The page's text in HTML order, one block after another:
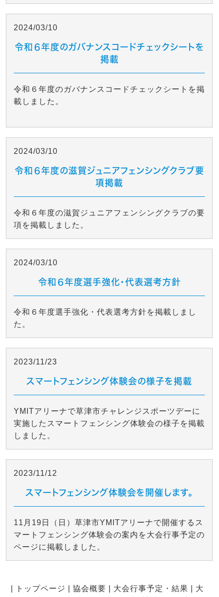
2024/03/10
令和６年度のガバナンスコードチェックシートを
掲載
令和６年度のガバナンスコードチェックシートを掲
載しました。
2024/03/10
令和６年度の滋賀ジュニアフェンシングクラブ要
項掲載
令和６年度の滋賀ジュニアフェンシングクラブの要
項を掲載しました。
2024/03/10
令和６年度選手強化・代表選考方針
令和６年度選手強化・代表選考方針を掲載しまし
た。
2023/11/23
スマートフェンシング体験会の様子を掲載
YMITアリーナで草津市チャレンジスポーツデーに
実施したスマートフェンシング体験会の様子を掲載
しました。
2023/11/12
スマートフェンシング体験会を開催します。
11月19日（日）草津市YMITアリーナで開催するス
マートフェンシング体験会の案内を大会行事予定の
ページに掲載しました。
トップページ 協会概要 大会行事予定・結果
大